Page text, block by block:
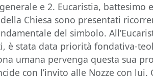
e 2. Eucaristia, battesimo
Chiesa sono presentati
del simbolo.
è stata data priorità fondativa-
umana pervenga questa sua
con l’invito alle Nozze con lui.